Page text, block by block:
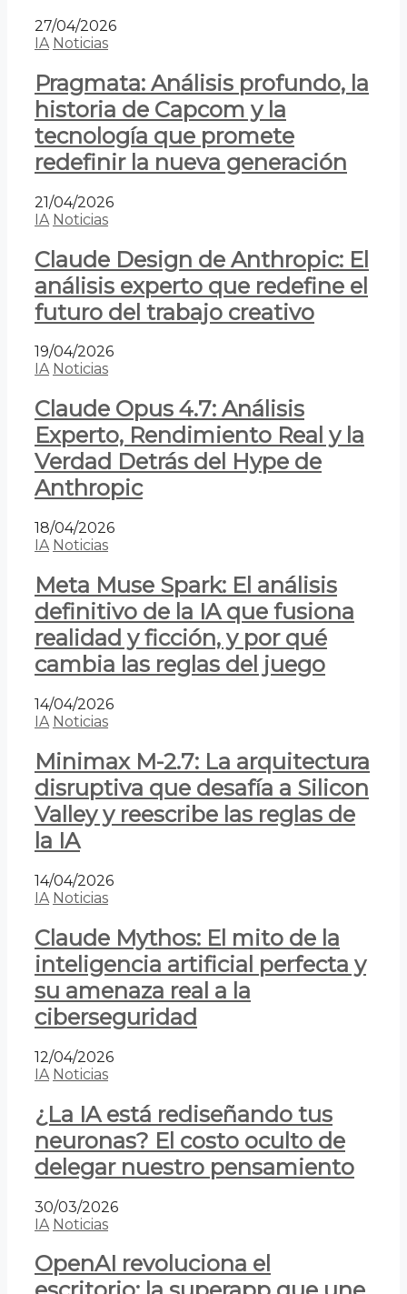
27/04/2026
IA Noticias
Pragmata: Análisis profundo, la
historia de Capcom y la
tecnología que promete
redefinir la nueva generación
21/04/2026
IA Noticias
Claude Design de Anthropic: El
análisis experto que redefine el
futuro del trabajo creativo
19/04/2026
IA Noticias
Claude Opus 4.7: Análisis
Experto, Rendimiento Real y la
Verdad Detrás del Hype de
Anthropic
18/04/2026
IA Noticias
Meta Muse Spark: El análisis
definitivo de la IA que fusiona
realidad y ficción, y por qué
cambia las reglas del juego
14/04/2026
IA Noticias
Minimax M-2.7: La arquitectura
disruptiva que desafía a Silicon
Valley y reescribe las reglas de
la IA
14/04/2026
IA Noticias
Claude Mythos: El mito de la
inteligencia artificial perfecta y
su amenaza real a la
ciberseguridad
12/04/2026
IA Noticias
¿La IA está rediseñando tus
neuronas? El costo oculto de
delegar nuestro pensamiento
30/03/2026
IA Noticias
OpenAI revoluciona el